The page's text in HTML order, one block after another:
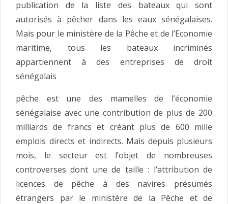
publication de la liste des bateaux qui sont
autorisés à pêcher dans les eaux sénégalaises.
Mais pour le ministère de la Pêche et de l’Economie
maritime, tous les bateaux incriminés
appartiennent à des entreprises de droit
sénégalais
pêche est une des mamelles de l’économie
sénégalaise avec une contribution de plus de 200
milliards de francs et créant plus de 600 mille
emplois directs et indirects. Mais depuis plusieurs
mois, le secteur est l’objet de nombreuses
controverses dont une de taille : l’attribution de
licences de pêche à des navires présumés
étrangers par le ministère de la Pêche et de